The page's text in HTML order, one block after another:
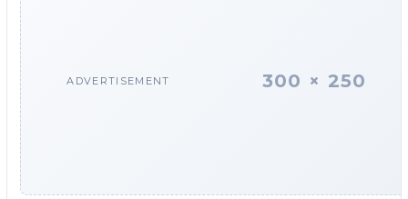
ADVERTISEMENT 300 × 250